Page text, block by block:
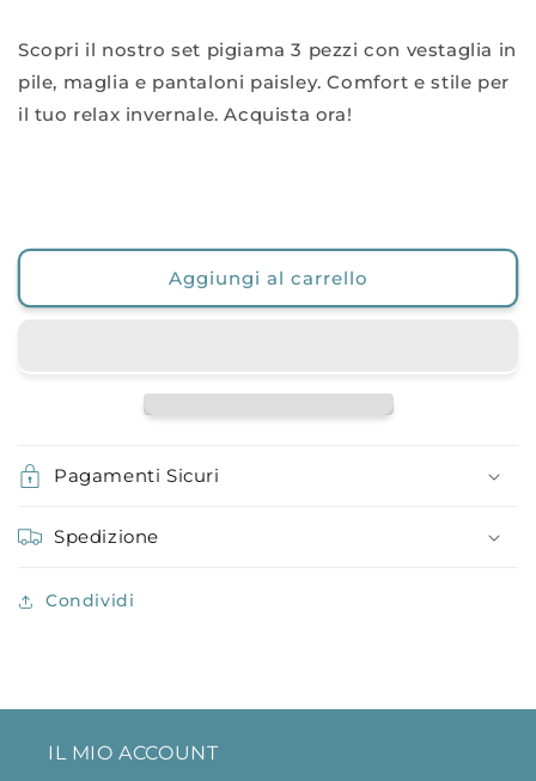
Scopri il nostro set pigiama 3 pezzi con vestaglia in
pile, maglia e pantaloni paisley. Comfort e stile per
il tuo relax invernale. Acquista ora!
Aggiungi al carrello
Pagamenti Sicuri
Spedizione
Condividi
IL MIO ACCOUNT